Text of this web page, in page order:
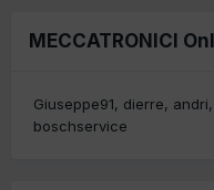
MECCATRONICI
Giuseppe91 dierre andri
boschservice